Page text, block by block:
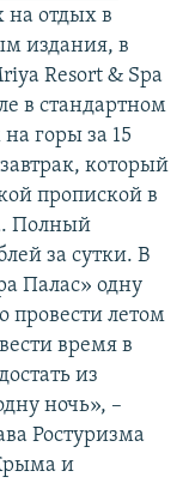
на отдых в
издания, в
Resort & Spa
в стандартном
горы за 15
который
пропиской в
Полный
за сутки. В
Палас» одну
провести летом
время в
из
ночь», –
Ростуризма
и